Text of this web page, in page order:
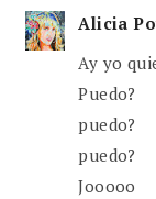
Alicia
Ay yo
Puedo?
puedo?
puedo?
Jooooo